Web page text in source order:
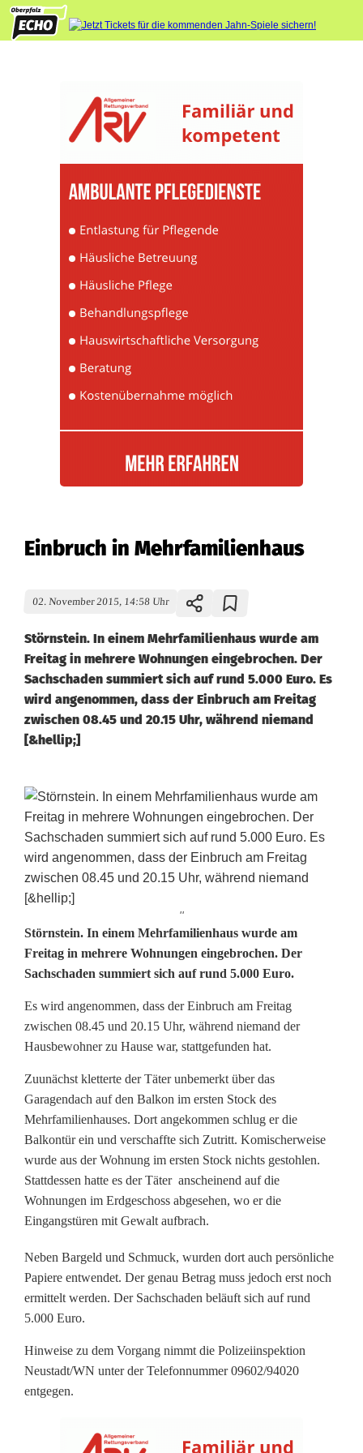
Einbruch in Mehrfamilienhaus
02. November 2015, 14:58 Uhr
Störnstein. In einem Mehrfamilienhaus wurde am
Freitag in mehrere Wohnungen eingebrochen. Der
Sachschaden summiert sich auf rund 5.000 Euro. Es
wird angenommen, dass der Einbruch am Freitag
zwischen 08.45 und 20.15 Uhr, während niemand
[&hellip;]
''
E
i
n
b
u
c
h
i
n
e
h
f
a
Störnstein. In einem Mehrfamilienhaus wurde am
Freitag in mehrere Wohnungen eingebrochen. Der
Sachschaden summiert sich auf rund 5.000 Euro.
Es wird angenommen, dass der Einbruch am Freitag
zwischen 08.45 und 20.15 Uhr, während niemand der
Hausbewohner zu Hause war, stattgefunden hat.
Zuunächst kletterte der Täter unbemerkt über das
Garagendach auf den Balkon im ersten Stock des
Mehrfamilienhauses. Dort angekommen schlug er die
Balkontür ein und verschaffte sich Zutritt. Komischerweise
wurde aus der Wohnung im ersten Stock nichts gestohlen.
Stattdessen hatte es der Täter anscheinend auf die
Wohnungen im Erdgeschoss abgesehen, wo er die
Eingangstüren mit Gewalt aufbrach.
Neben Bargeld und Schmuck, wurden dort auch persönliche
Papiere entwendet. Der genau Betrag muss jedoch erst noch
ermittelt werden. Der Sachschaden beläuft sich auf rund
5.000 Euro.
Hinweise zu dem Vorgang nimmt die Polizeiinspektion
Neustadt/WN unter der Telefonnummer 09602/94020
entgegen.